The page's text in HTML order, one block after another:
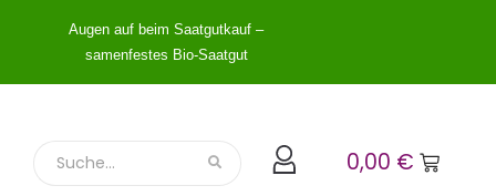
Augen auf beim Saatgutkauf –
samenfestes Bio-Saatgut
0,00 €